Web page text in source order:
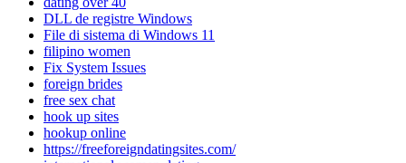
DLL de registre Windows
File di sistema di Windows 11
filipino women
Fix System Issues
foreign brides
free sex chat
hook up sites
hookup online
https://freeforeigndatingsites.com/